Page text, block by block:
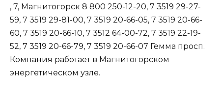
, 7, Магнитогорск 8 800 250-12-20, 7 3519 29-27-
59, 7 3519 29-81-00, 7 3519 20-66-05, 7 3519 20-66-
60, 7 3519 20-66-10, 7 3512 64-00-72, 7 3519 22-19-
52, 7 3519 20-66-79, 7 3519 20-66-07 Гемма просп.
Компания работает в Магнитогорском
энергетическом узле.